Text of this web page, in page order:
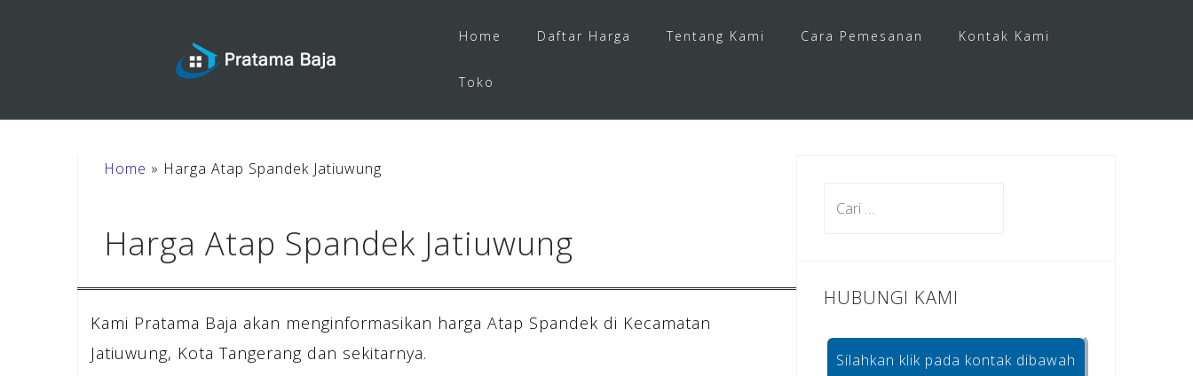
Home Daftar Harga Tentang Kami Cara Pemesanan Kontak Kami
Toko
Home » Harga Atap Spandek Jatiuwung
Harga Atap Spandek Jatiuwung
Kami Pratama Baja akan menginformasikan harga Atap Spandek di Kecamatan
Jatiuwung, Kota Tangerang dan sekitarnya.
HUBUNGI KAMI
Silahkan klik pada kontak dibawah